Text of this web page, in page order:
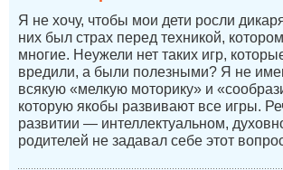
Я не хочу, чтобы мои дети росли
них был страх перед техникой,
многие. Неужели нет таких игр,
вредили, а были полезными? Я не
всякую «мелкую моторику» и
которую якобы развивают все игры.
развитии — интеллектуальном,
родителей не задавал себе этот